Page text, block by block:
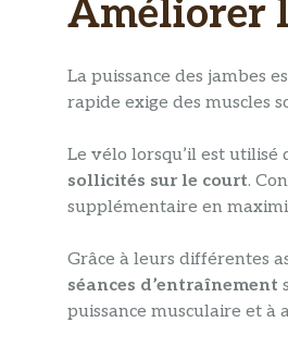
Améliorer
La puissance des jambes
rapide exige des muscles
Le vélo lorsqu’il est utilisé
sollicités sur le court.
supplémentaire en
Grâce à leurs différentes
séances d’entraînement
puissance musculaire et à